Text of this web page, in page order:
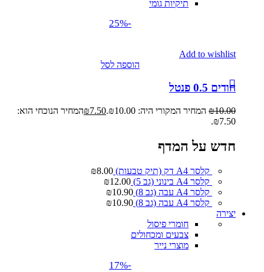
תיקיות גומי
-25%
Add to wishlist
הוספה לסל
חודים 0.5 פנטל
₪10.00 המחיר המקורי היה: ₪10.00. ₪7.50
המחיר הנוכחי הוא:
₪7.50.
חדש על המדף
קלסר A4 דק (תיק טבעות) ₪8.00
קלסר A4 בינוני (גב 5)
₪12.00
קלסר A4 עבה (גב 8)
₪10.90
קלסר A4 עבה (גב 8)
₪10.90
יצירה
חומרי פיסול
צבעים ומכחולים
מוצרי נייר
-17%